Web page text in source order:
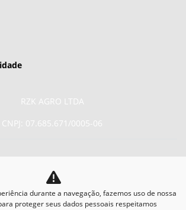
RZK AGRO LTDA
CNPJ: 07.685.671/0005-06
enxergar o
durante a navegação, fazemos uso de nossa
proteger seus dados pessoais respeitamos